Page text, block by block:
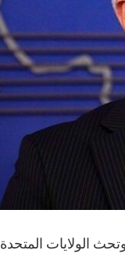
الولايات المتحدة